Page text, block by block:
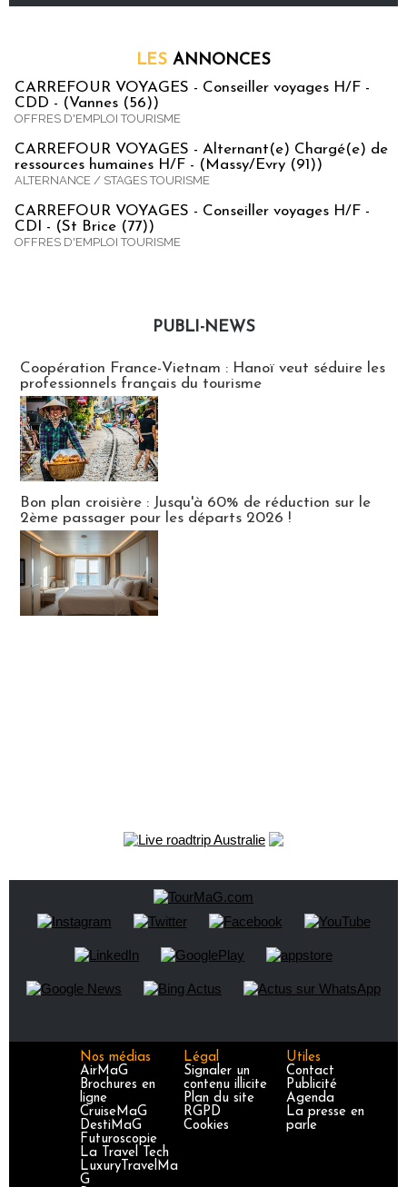
LES ANNONCES
CARREFOUR VOYAGES - Conseiller voyages H/F -
CDD - (Vannes (56))
OFFRES D'EMPLOI TOURISME
CARREFOUR VOYAGES - Alternant(e) Chargé(e) de
ressources humaines H/F - (Massy/Evry (91))
ALTERNANCE / STAGES TOURISME
CARREFOUR VOYAGES - Conseiller voyages H/F -
CDI - (St Brice (77))
OFFRES D'EMPLOI TOURISME
PUBLI-NEWS
Coopération France-Vietnam : Hanoï veut séduire les
professionnels français du tourisme
Bon plan croisière : Jusqu'à 60% de réduction sur le
2ème passager pour les départs 2026 !
Nos médias
AirMaG
Brochures en
ligne
CruiseMaG
DestiMaG
Futuroscopie
La Travel Tech
LuxuryTravelMa
G
Légal
Signaler un
contenu illicite
Plan du site
RGPD
Cookies
Utiles
Contact
Publicité
Agenda
La presse en
parle